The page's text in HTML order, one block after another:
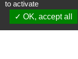
Taux de
to activate
OK, accept all